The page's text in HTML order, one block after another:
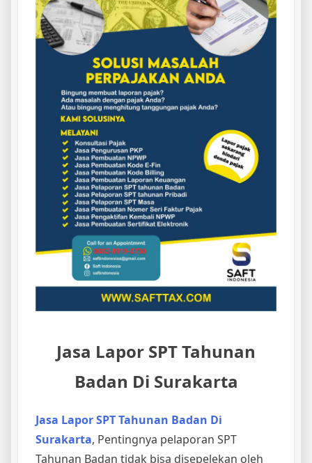
Jasa Lapor SPT Tahunan
Badan Di Surakarta
Jasa Lapor SPT Tahunan Badan Di
Surakarta, Pentingnya pelaporan SPT
Tahunan Badan tidak bisa disepelekan oleh